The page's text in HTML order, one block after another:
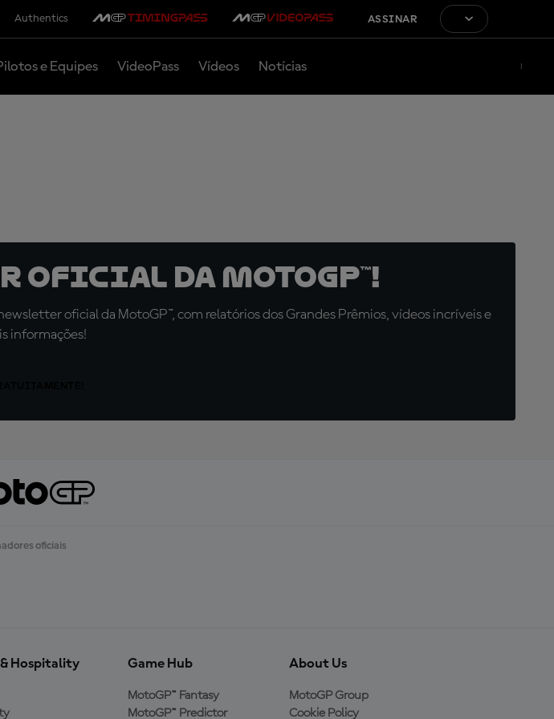
Authentics ASSINAR
e Equipes VideoPass Vídeos Notícias
oficial da MotoGP™!
oficial da MotoGP™, com relatórios dos Grandes Prêmios, vídeos incríveis e
informações!
oficiais
Hospitality Game Hub
MotoGP™ Fantasy
MotoGP™ Predictor
About Us
MotoGP Group
Cookie Policy